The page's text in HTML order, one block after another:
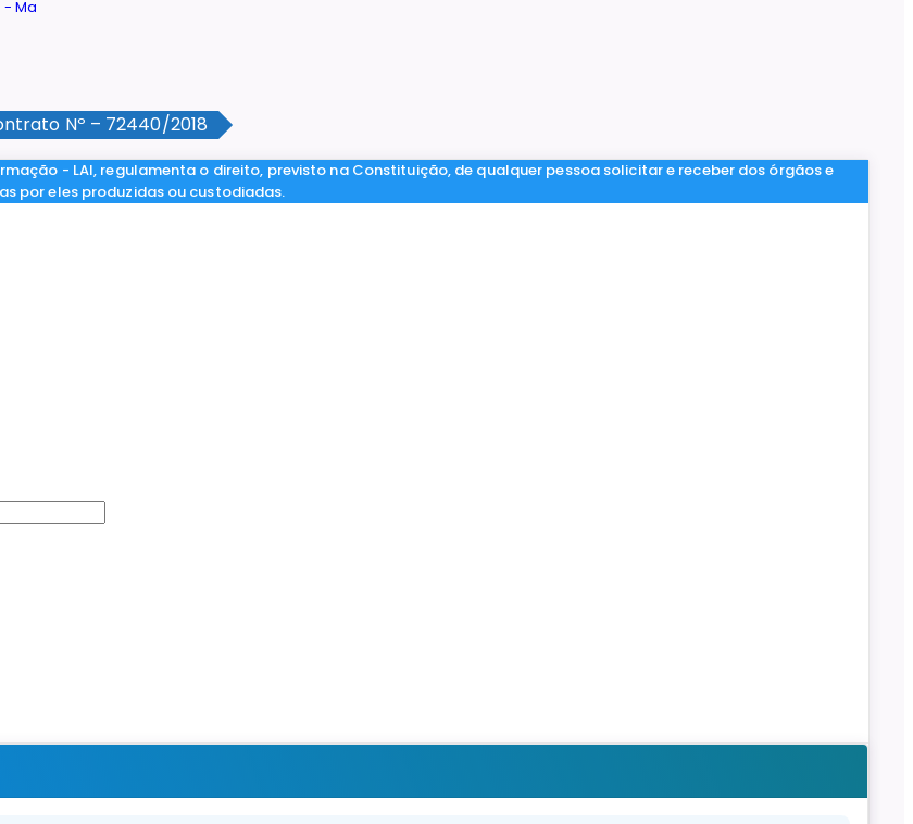
Nº – 72440/2018
- LAI, regulamenta o direito, previsto na Constituição, de qualquer pessoa solicitar e receber dos órgãos e
por eles produzidas ou custodiadas.